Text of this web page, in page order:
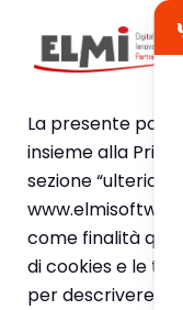
La presente
insieme alla
sezione “ulteriori
come finalità
di cookies e le
per descrivere le